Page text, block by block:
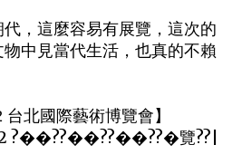
，這麼容易有展覽，這次的
中見當代生活，也真的不賴
台北國際藝術博覽會】